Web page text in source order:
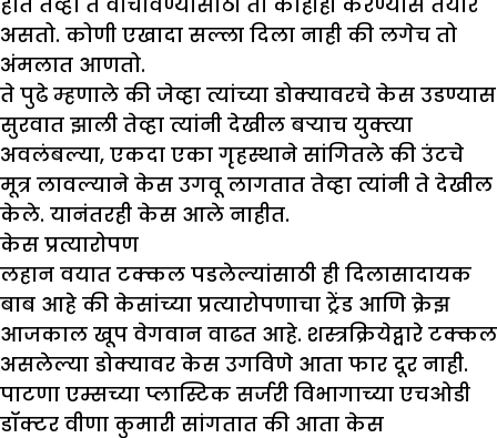
असतो. कोणी एखादा सल्ला दिला नाही की लगेच तो
अंमलात आणतो.
ते पुढे म्हणाले की जेव्हा त्यांच्या डोक्यावरचे केस उडण्यास
सुरवात झाली तेव्हा त्यांनी देखील बऱ्याच युक्त्या
अवलंबल्या, एकदा एका गृहस्थाने सांगितले की उंटचे
मूत्र लावल्याने केस उगवू लागतात तेव्हा त्यांनी ते देखील
केले. यानंतरही केस आले नाहीत.
केस प्रत्यारोपण
लहान वयात टक्कल पडलेल्यांसाठी ही दिलासादायक
बाब आहे की केसांच्या प्रत्यारोपणाचा ट्रेंड आणि क्रेझ
आजकाल खूप वेगवान वाढत आहे. शस्त्रक्रियेद्वारे टक्कल
असलेल्या डोक्यावर केस उगविणे आता फार दूर नाही.
पाटणा एम्सच्या प्लास्टिक सर्जरी विभागाच्या एचओडी
डॉक्टर वीणा कुमारी सांगतात की आता केस